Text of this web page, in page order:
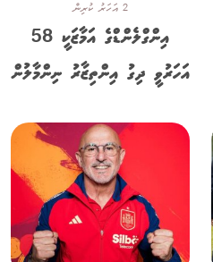
2 އަހަރު ކުރިން
އިންގްލެންޑްގެ އަމާޒަކީ 58
އަހަރުވީ ދިގު އިންތިޒާރު ނިންމާލުން